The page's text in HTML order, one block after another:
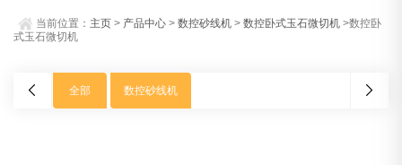
当前位置： 主页 > 产品中心 >数控砂线机 >数控卧式玉石微切机 >数控卧
式玉石微切机
全部 数控砂线机